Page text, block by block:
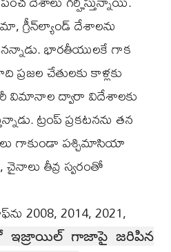
గ్రీన్‌ల్యాండ్‌ దేశాలను
భారతీయులకే గాక
చేతులకు కాళ్లకు
విమానాల ద్వారా విదేశాలకు
ట్రంప్‌ ప్రకటనను తన
గాకుండా పశ్చిమాసియా
తీవ్ర స్వరంతో
2008, 2014, 2021,
ఇజ్రాయిల్‌ గాజాపై జరిపిన